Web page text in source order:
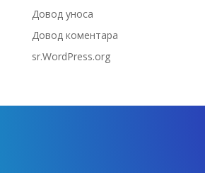
Довод уноса
Довод коментара
sr.WordPress.org